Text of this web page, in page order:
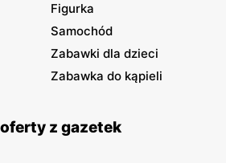
Figurka
Samochód
Zabawki dla dzieci
Zabawka do kąpieli
z gazetek